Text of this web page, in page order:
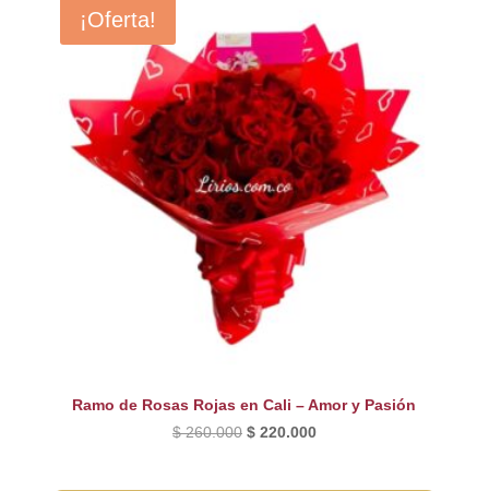
¡Oferta!
Ramo de Rosas Rojas en Cali – Amor y Pasión
$260.000 El
$220.000El